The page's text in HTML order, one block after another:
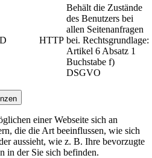
HTTP
Behält die Zustände
des Benutzers bei
allen Seitenanfragen
bei. Rechtsgrundlage:
Artikel 6 Absatz 1
Buchstabe f)
DSGVO
einer Webseite sich an
die die Art beeinflussen, wie sich
aussieht, wie z. B. Ihre bevorzugte
in der Sie sich befinden.